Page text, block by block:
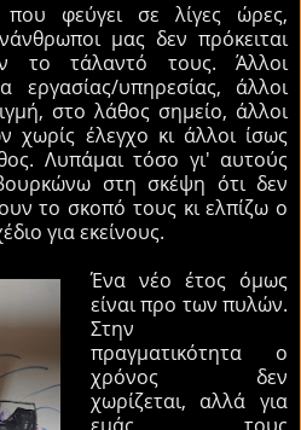
που φεύγει σε λίγες ώρες,
μας δεν πρόκειται
το τάλαντό τους. Άλλοι
υπηρεσίας, άλλοι
στο λάθος σημείο, άλλοι
χωρίς έλεγχο κι άλλοι ίσως
Λυπάμαι τόσο γι' αυτούς
στη σκέψη ότι δεν
το σκοπό τους κι ελπίζω ο
για εκείνους.
Ένα νέο έτος όμως
είναι προ των πυλών.
Στην
πραγματικότητα ο
χρόνος δεν
χωρίζεται, αλλά για